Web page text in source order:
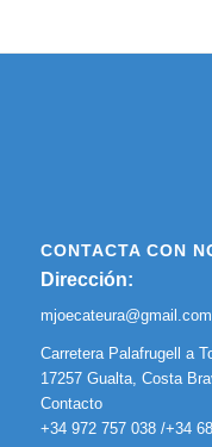
CONTACTA CON
Dirección:
mjoecateura@gmail.com
Carretera Palafrugell a
17257 Gualta, Costa
Contacto
+34 972 757 038 /+34